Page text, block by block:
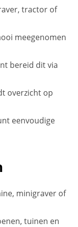
tractor of
meegenomen
bereid dit via
overzicht op
eenvoudige
minigraver of
tuinen en